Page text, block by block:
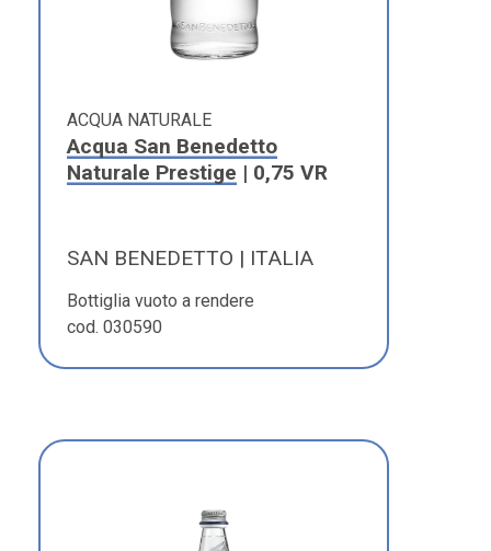
ACQUA NATURALE
Acqua San Benedetto
Naturale Prestige | 0,75 VR
SAN BENEDETTO | ITALIA
Bottiglia vuoto a rendere
cod. 030590